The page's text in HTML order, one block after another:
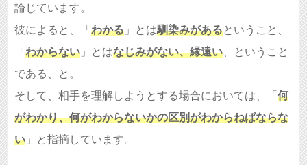
論じています。
彼によると、「 わかる 」とは馴染みがあるということ、
「 わからない 」とはなじみがない、縁遠い 、ということ
である、と。
そして、相手を理解しようとする場合においては、「 何
がわかり、何がわからないかの区別がわからねばならな
い 」と指摘しています。